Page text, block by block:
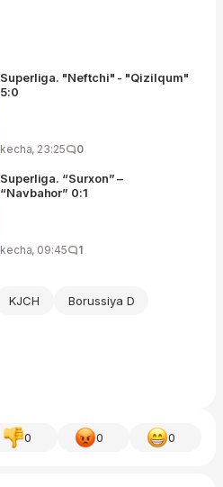
Superliga. "Neftchi" - "Qizilqum"
5:0
kecha, 23:25 0
Superliga. “Surxon” –
“Navbahor” 0:1
kecha, 09:45 1
KJCH Borussiya D
0 0 0